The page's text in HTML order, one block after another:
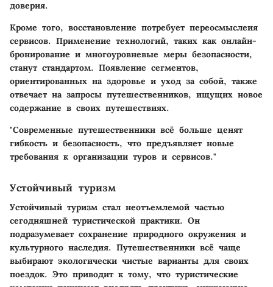
доверия.
Кроме того, восстановление потребует переосмыслеия
сервисов. Применение технологий, таких как онлайн-
бронирование и многоуровневые меры безопасности,
станут стандартом. Появление сегментов,
ориентированных на здоровье и уход за собой, также
отвечает на запросы путешественников, ищущих новое
содержание в своих путешествиях.
"Современные путешественники всё больше ценят
гибкость и безопасность, что предъявляет новые
требования к организации туров и сервисов."
Устойчивый туризм
Устойчивый туризм стал неотъемлемой частью
сегодняшней туристической практики. Он
подразумевает сохранение природного окружения и
культурного наследия. Путешественники всё чаще
выбирают экологически чистые варианты для своих
поездок. Это приводит к тому, что туристические